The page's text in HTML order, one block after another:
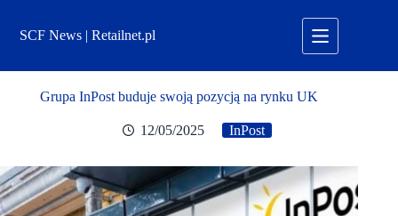
treściSCF News | Retailnet.pl
Grupa InPost buduje swoją pozycją na rynku UK
12/05/2025 InPost